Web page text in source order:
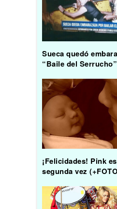
Sueca quedó
“Baile del Serrucho”
¡Felicidades! Pink
segunda vez